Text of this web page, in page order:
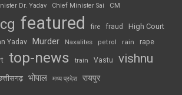
Dr. Yadav Chief Minister Sai CM
featured fire fraud High Court
Yadav Murder Naxalites petrol rain rape
top-news train Vastu vishnu
भोपाल मध्य प्रदेश रायपुर